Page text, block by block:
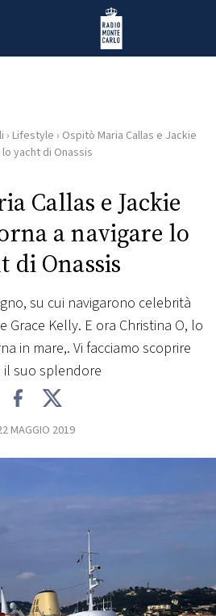
Radio Monte Carlo
› Lifestyle › Ospitò Maria Callas e Jackie
yacht di Onassis
Callas e Jackie
a navigare lo
di Onassis
su cui navigarono celebrità
Grace Kelly. E ora Christina O, lo
in mare,. Vi facciamo scoprire
suo splendore
MAGGIO 2019